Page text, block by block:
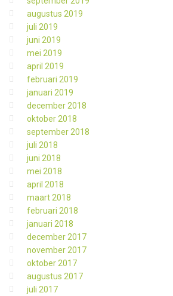
augustus 2019
juli 2019
juni 2019
mei 2019
april 2019
februari 2019
januari 2019
december 2018
oktober 2018
september 2018
juli 2018
juni 2018
mei 2018
april 2018
maart 2018
februari 2018
januari 2018
december 2017
november 2017
oktober 2017
augustus 2017
juli 2017